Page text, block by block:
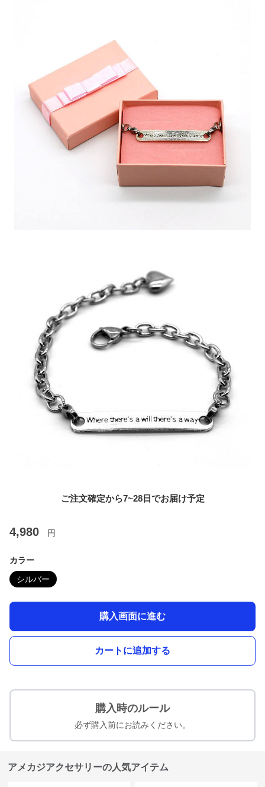
ご注文確定から7~28日でお届け予定
4,980 円
カラー
シルバー
購入画面に進む
カートに追加する
購入時のルール
必ず購入前にお読みください。
アメカジアクセサリーの人気アイテム